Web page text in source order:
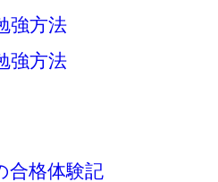
強方法
強方法
合格体験記